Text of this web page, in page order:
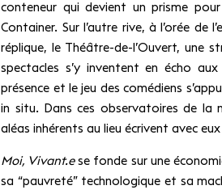
conteneur qui devient un prisme
Container. Sur l’autre rive, à l’orée de
réplique, le Théâtre-de-l’Ouvert, une
spectacles s’y inventent en écho
présence et le jeu des comédiens
in situ. Dans ces observatoires de la
aléas inhérents au lieu écrivent avec
Moi, Vivant.ese fonde sur une
sa “pauvreté” technologique et sa